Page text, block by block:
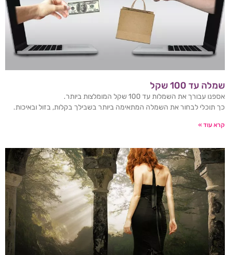
שמלה עד 100 שקל
אספנו עבורך את השמלות עד 100 שקל המומלצות ביותר.
כך תוכלי לבחור את השמלה המתאימה ביותר בשבילך בקלות, בזול ובאיכות.
קרא עוד »